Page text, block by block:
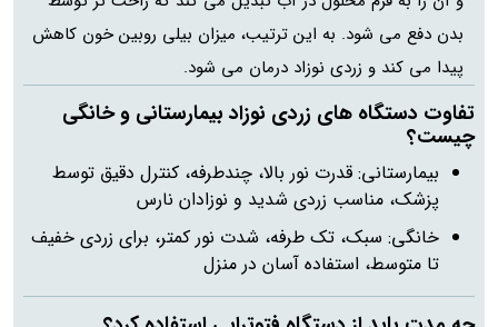
بدن دفع می‌ شود. به این ترتیب، میزان بیلی‌ روبین خون کاهش
پیدا می کند و زردی نوزاد درمان می‌ شود.
تفاوت دستگاه‌ های زردی نوزاد بیمارستانی و خانگی
چیست؟
بیمارستانی: قدرت نور بالا، چندطرفه، کنترل دقیق توسط
پزشک، مناسب زردی شدید و نوزادان نارس
خانگی: سبک، تک‌ طرفه، شدت نور کمتر، برای زردی خفیف
تا متوسط، استفاده آسان در منزل